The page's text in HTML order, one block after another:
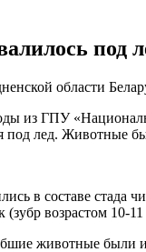
под
области
из ГПУ
лед. Животные
в составе стада
(зубр возрастом
животные были